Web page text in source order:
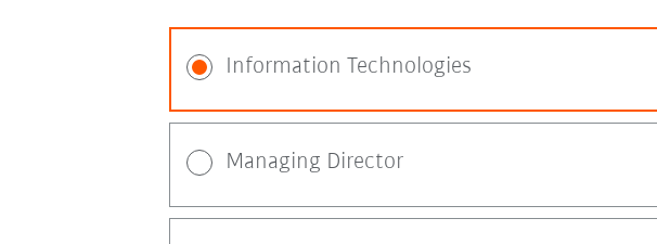
Information Technologies
Managing Director